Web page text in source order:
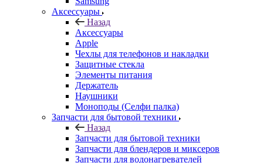
Аксессуары
Назад
Аксессуары
Apple
Чехлы для телефонов и накладки
Защитные стекла
Элементы питания
Держатель
Наушники
Моноподы (Селфи палка)
Запчасти для бытовой техники
Назад
Запчасти для бытовой техники
Запчасти для блендеров и миксеров
Запчасти для водонагревателей